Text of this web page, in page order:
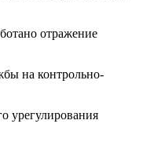
отражение
на контрольно-
урегулирования